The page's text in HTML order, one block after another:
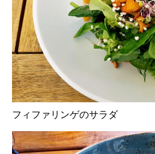
フィファリンゲのサラダ